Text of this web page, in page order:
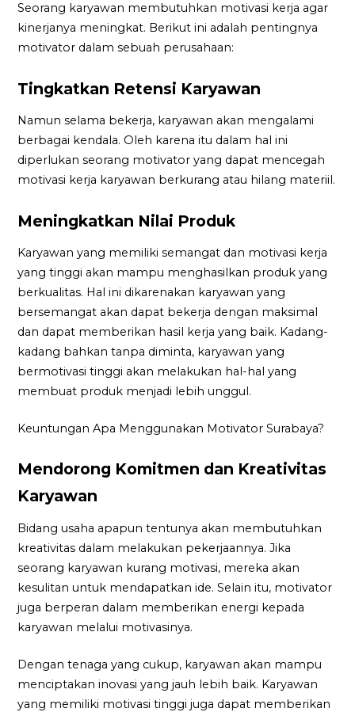
Seorang karyawan membutuhkan motivasi kerja agar
kinerjanya meningkat. Berikut ini adalah pentingnya
motivator dalam sebuah perusahaan:
Tingkatkan Retensi Karyawan
Namun selama bekerja, karyawan akan mengalami
berbagai kendala. Oleh karena itu dalam hal ini
diperlukan seorang motivator yang dapat mencegah
motivasi kerja karyawan berkurang atau hilang materiil.
Meningkatkan Nilai Produk
Karyawan yang memiliki semangat dan motivasi kerja
yang tinggi akan mampu menghasilkan produk yang
berkualitas. Hal ini dikarenakan karyawan yang
bersemangat akan dapat bekerja dengan maksimal
dan dapat memberikan hasil kerja yang baik. Kadang-
kadang bahkan tanpa diminta, karyawan yang
bermotivasi tinggi akan melakukan hal-hal yang
membuat produk menjadi lebih unggul.
Keuntungan Apa Menggunakan Motivator Surabaya?
Mendorong Komitmen dan Kreativitas
Karyawan
Bidang usaha apapun tentunya akan membutuhkan
kreativitas dalam melakukan pekerjaannya. Jika
seorang karyawan kurang motivasi, mereka akan
kesulitan untuk mendapatkan ide. Selain itu, motivator
juga berperan dalam memberikan energi kepada
karyawan melalui motivasinya.
Dengan tenaga yang cukup, karyawan akan mampu
menciptakan inovasi yang jauh lebih baik. Karyawan
yang memiliki motivasi tinggi juga dapat memberikan